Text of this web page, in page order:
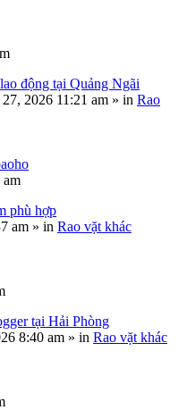
động tại Quảng Ngãi
2026 11:21 am » in Rao
am
phù hợp
am » in Rao vặt khác
tại Hải Phòng
8:40 am » in Rao vặt khác